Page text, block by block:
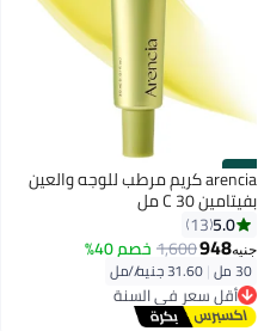
#16 arencia كريم مرطب للوجه والعين
بفيتامين C 30 مل
5.0
13
جنيه948
1,600خصم 40%
30 مل |31.60 جنيه/⁨/مل⁩
أقل سعر في السنة
توصيل مجاني
أقل سعر في السنة